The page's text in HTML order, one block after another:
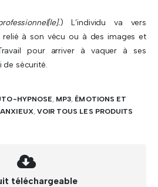
) L’individu va vers
à son vécu ou à des images et
pour arriver à vaquer à ses
de sécurité.
HYPNOSE, MP3, ÉMOTIONS ET
, VOIR TOUS LES PRODUITS
téléchargeable